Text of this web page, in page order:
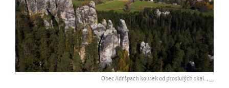
Obec Adršpach kousek od proslulých skal. ,...